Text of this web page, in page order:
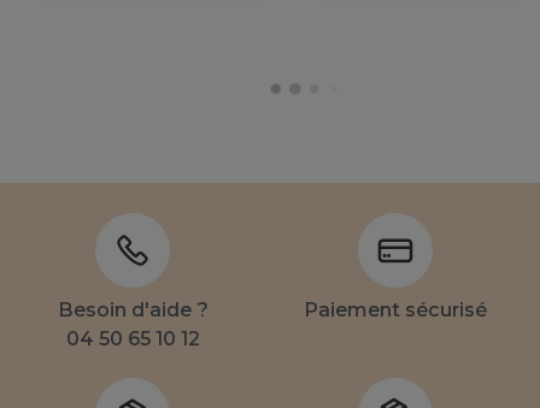
Besoin d'aide ?
04 50 65 10 12
Paiement sécurisé